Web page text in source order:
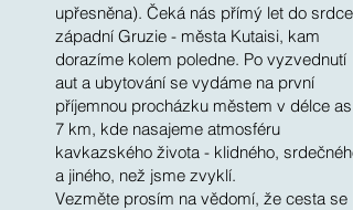
upřesněna). Čeká nás přímý let do srdce
západní Gruzie - města Kutaisi, kam
dorazíme kolem poledne. Po vyzvednutí
aut a ubytování se vydáme na první
příjemnou procházku městem v délce asi
7 km, kde nasajeme atmosféru
kavkazského života - klidného, srdečného
a jiného, než jsme zvyklí.
Vezměte prosím na vědomí, že cesta se